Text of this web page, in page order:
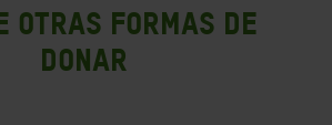
otras formas de
donar